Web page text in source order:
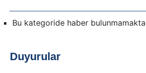
Bu kategoride haber
Duyurular